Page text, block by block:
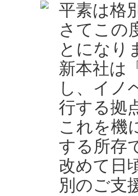
平素は格
さてこの
とになり
新本社は
し、イノ
行する拠
これを機
する所存
改めて日
別のご支